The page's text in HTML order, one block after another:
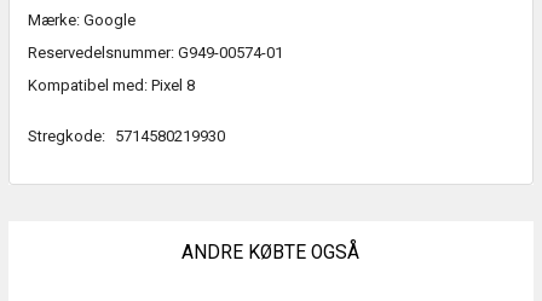
Mærke: Google
Reservedelsnummer: G949-00574-01
Kompatibel med: Pixel 8
Stregkode: 5714580219930
ANDRE KØBTE OGSÅ